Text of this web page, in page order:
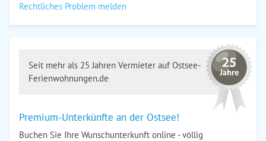
Rechtliches Problem melden
Seit mehr als 25 Jahren Vermieter auf Ostsee-
Ferienwohnungen.de
Premium-Unterkünfte an der Ostsee!
Buchen Sie Ihre Wunschunterkunft online - völlig